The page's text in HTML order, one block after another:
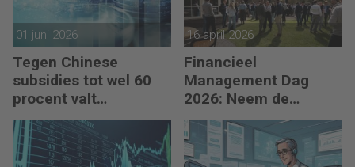
01 juni 2026
Tegen Chinese
subsidies tot wel 60
procent valt
nauwelijks te
concurreren
16 april 2026
Financieel
Management Dag
2026: Neem de
toekomst in eigen
hand